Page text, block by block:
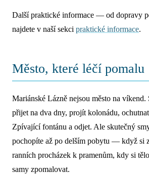
Další praktické informace — od dopravy
najdete v naší sekci praktické informace.
Město, které léčí pomalu
Mariánské Lázně nejsou město na víkend.
přijet na dva dny, projít kolonádu,
Zpívající fontánu a odjet. Ale skutečný
pochopíte až po delším pobytu — když si
ranních procházek k pramenům, kdy si
samy zpomalovat.